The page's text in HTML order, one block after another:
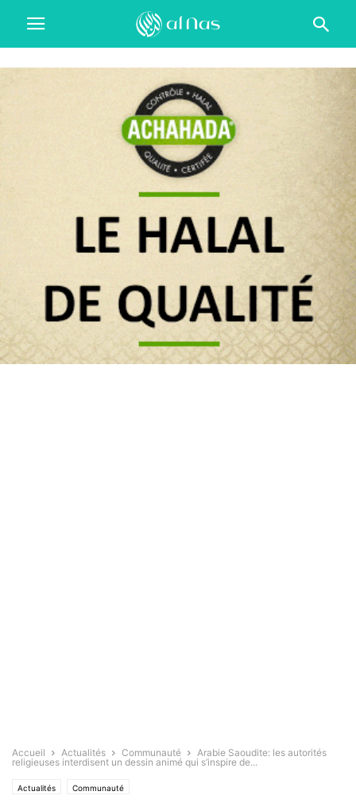
Accueil Actualités Communauté
Arabie Saoudite: les autorités
religieuses interdisent un dessin animé qui s’inspire de...
Actualités Communauté